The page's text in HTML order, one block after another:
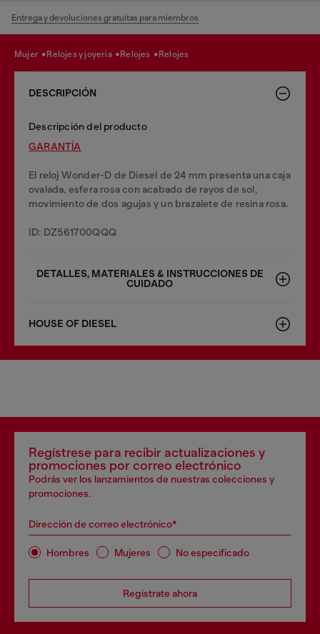
Entrega y devoluciones gratuitas para miembros
mujer relojes y joyeria relojes relojes
DESCRIPCIÓN
Descripción del producto
GARANTĺA
El reloj Wonder-D de Diesel de 24 mm presenta una caja
ovalada, esfera rosa con acabado de rayos de sol,
movimiento de dos agujas y un brazalete de resina rosa.
ID: DZ561700QQQ
DETALLES, MATERIALES & INSTRUCCIONES DE
CUIDADO
HOUSE OF DIESEL
Regístrese para recibir actualizaciones y
promociones por correo electrónico
Podrás ver los lanzamientos de nuestras colecciones y
promociones.
Dirección de correo electrónico*
Hombres Mujeres No especificado
Regístrate ahora